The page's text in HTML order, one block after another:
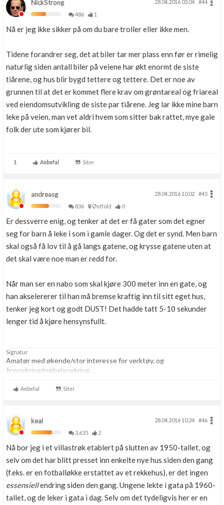
NickStrong 28.04.2016 03.04
#44
486
1
Nå er jeg ikke sikker på om du bare troller eller ikke men.
Tidene forandrer seg, det at biler tar mer plass enn før er rimelig
naturlig siden antall biler på veiene har økt enormt de siste
tiårene, og hus blir bygd tettere og tettere. Det er noe av
grunnen til at det er kommet flere krav om grøntareal og friareal
ved eiendomsutvikling de siste par tiårene. Jeg lar ikke mine barn
leke på veien, man vet aldri hvem som sitter bak rattet, mye gale
folk der ute som kjører bil.
1 Anbefal Siter
andreasg 28.04.2016 10.02
#45
836
Østfold 0
Er dessverre enig, og tenker at det er få gater som det egner
seg for barn å leke i som i gamle dager. Og det er synd. Men barn
skal også få lov til å gå langs gatene, og krysse gatene uten at
det skal være noe man er redd for.
Når man ser en nabo som skal kjøre 300 meter inn en gate, og
han akselererer til han må bremse kraftig inn til sitt eget hus,
tenker jeg kort og godt DUST! Det hadde tatt 5-10 sekunder
lenger tid å kjøre hensynsfullt.
Signatur
Amatør med økende/stor interesse for verktøy, og
finsnekring/møbelsnekring.
Anbefal Siter
keal 28.04.2016 10.24
#46
3,635
2
Nå bor jeg i et villastrøk etablert på slutten av 1950-tallet, og
selv om det har blitt presset inn enkelte nye hus siden den gang
(f.eks. er en fotballøkke erstattet av et rekkehus), er det ingen
essensiellendring siden den gang. Ungene lekte i gata på 1960-
tallet, og de leker i gata i dag. Selv om det tydeligvis her er en